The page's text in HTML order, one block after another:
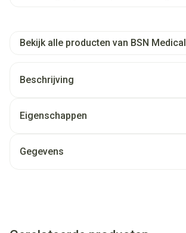
Bekijk alle producten van BSN Medical
Beschrijving
Eigenschappen
Gegevens